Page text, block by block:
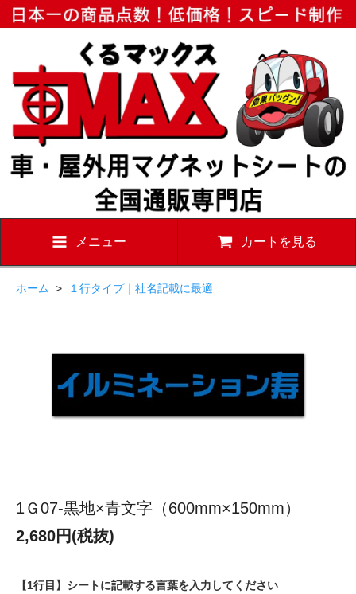
メニュー カートを見る
ホーム > １行タイプ｜社名記載に最適
1Ｇ07-黒地×青文字（600mm×150mm）
2,680円(税抜)
【1行目】シートに記載する言葉を入力してください